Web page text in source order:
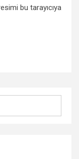
bu tarayıcıya